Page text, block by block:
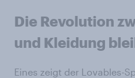
Die Revolution
und Kleidung
Eines zeigt der Lovables-